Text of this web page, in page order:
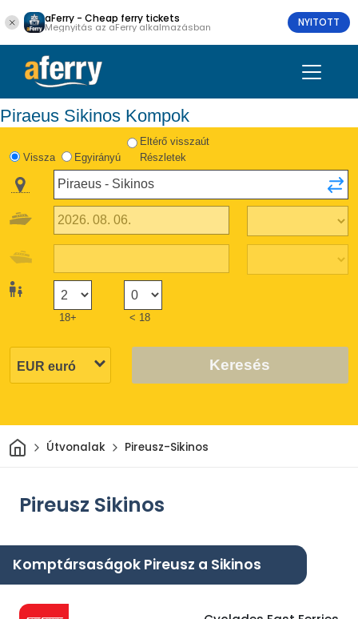
aFerry - Cheap ferry tickets
Megnyitás az aFerry alkalmazásban NYITOTT
Piraeus Sikinos Kompok
Vissza Egyirányú
Eltérő visszaút
Részletek
18+ < 18
Keresés
Otthon
Útvonalak Pireusz-Sikinos
Pireusz Sikinos
Komptársaságok Pireusz a Sikinos